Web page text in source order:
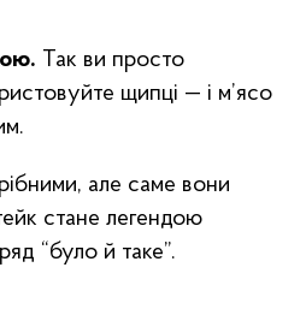
Так ви просто
щипці — і м’ясо
але саме вони
стане легендою
“було й таке”.